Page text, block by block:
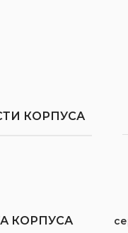
КОРПУСА
КОРПУСА